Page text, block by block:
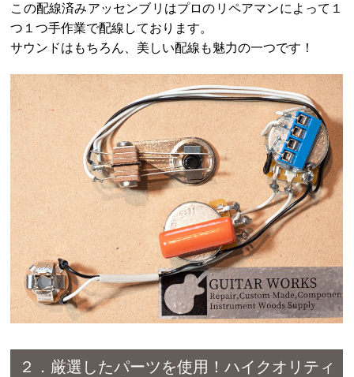
この配線済みアッセンブリはプロのリペアマンによって１
つ１つ手作業で配線しております。
サウンドはもちろん、美しい配線も魅力の一つです！
２．厳選したパーツを使用！ハイクオリティ